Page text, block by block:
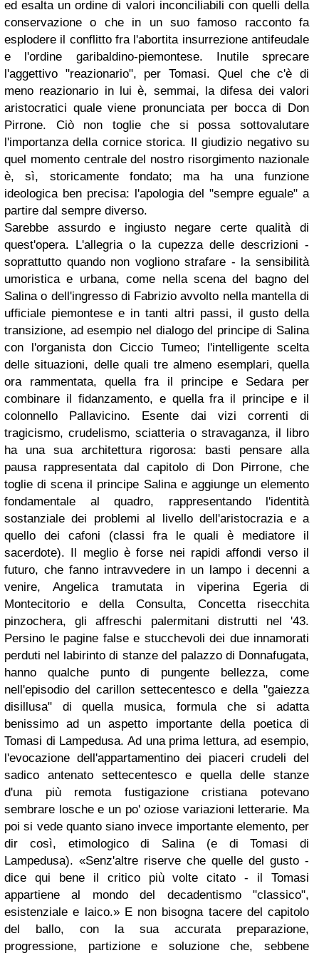
ed esalta un ordine di valori inconciliabili con quelli della
conservazione o che in un suo famoso racconto fa
esplodere il conflitto fra l'abortita insurrezione antifeudale
e l'ordine garibaldino-piemontese. Inutile sprecare
l'aggettivo "reazionario", per Tomasi. Quel che c'è di
meno reazionario in lui è, semmai, la difesa dei valori
aristocratici quale viene pronunciata per bocca di Don
Pirrone. Ciò non toglie che si possa sottovalutare
l'importanza della cornice storica. Il giudizio negativo su
quel momento centrale del nostro risorgimento nazionale
è, sì, storicamente fondato; ma ha una funzione
ideologica ben precisa: l'apologia del "sempre eguale" a
partire dal sempre diverso.
Sarebbe assurdo e ingiusto negare certe qualità di
quest'opera. L'allegria o la cupezza delle descrizioni -
soprattutto quando non vogliono strafare - la sensibilità
umoristica e urbana, come nella scena del bagno del
Salina o dell'ingresso di Fabrizio avvolto nella mantella di
ufficiale piemontese e in tanti altri passi, il gusto della
transizione, ad esempio nel dialogo del principe di Salina
con l'organista don Ciccio Tumeo; l'intelligente scelta
delle situazioni, delle quali tre almeno esemplari, quella
ora rammentata, quella fra il principe e Sedara per
combinare il fidanzamento, e quella fra il principe e il
colonnello Pallavicino. Esente dai vizi correnti di
tragicismo, crudelismo, sciatteria o stravaganza, il libro
ha una sua architettura rigorosa: basti pensare alla
pausa rappresentata dal capitolo di Don Pirrone, che
toglie di scena il principe Salina e aggiunge un elemento
fondamentale al quadro, rappresentando l'identità
sostanziale dei problemi al livello dell'aristocrazia e a
quello dei cafoni (classi fra le quali è mediatore il
sacerdote). Il meglio è forse nei rapidi affondi verso il
futuro, che fanno intravvedere in un lampo i decenni a
venire, Angelica tramutata in viperina Egeria di
Montecitorio e della Consulta, Concetta risecchita
pinzochera, gli affreschi palermitani distrutti nel '43.
Persino le pagine false e stucchevoli dei due innamorati
perduti nel labirinto di stanze del palazzo di Donnafugata,
hanno qualche punto di pungente bellezza, come
nell'episodio del carillon settecentesco e della "gaiezza
disillusa" di quella musica, formula che si adatta
benissimo ad un aspetto importante della poetica di
Tomasi di Lampedusa. Ad una prima lettura, ad esempio,
l'evocazione dell'appartamentino dei piaceri crudeli del
sadico antenato settecentesco e quella delle stanze
d'una più remota fustigazione cristiana potevano
sembrare losche e un po' oziose variazioni letterarie. Ma
poi si vede quanto siano invece importante elemento, per
dir così, etimologico di Salina (e di Tomasi di
Lampedusa). «Senz'altre riserve che quelle del gusto -
dice qui bene il critico più volte citato - il Tomasi
appartiene al mondo del decadentismo "classico",
esistenziale e laico.» E non bisogna tacere del capitolo
del ballo, con la sua accurata preparazione,
progressione, partizione e soluzione che, sebbene